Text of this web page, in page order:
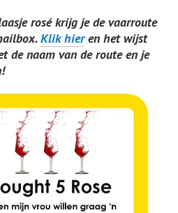
rosé krijg je de vaarroute
.Klik hieren het wijst
de naam van de route en je